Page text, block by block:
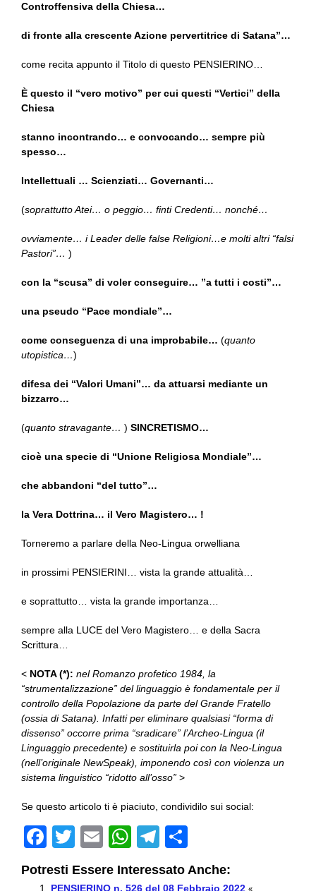
Controffensiva della Chiesa…
di fronte alla crescente Azione pervertitrice di Satana”…
come recita appunto il Titolo di questo PENSIERINO…
È questo il “vero motivo” per cui questi “Vertici” della
Chiesa
stanno incontrando… e convocando… sempre più
spesso…
Intellettuali … Scienziati… Governanti…
(soprattutto Atei… o peggio… finti Credenti… nonché…
ovviamente… i Leader delle false Religioni…e molti altri “falsi
Pastori”… )
con la “scusa” di voler conseguire… ”a tutti i costi”…
una pseudo “Pace mondiale”…
come conseguenza di una improbabile… (quanto
utopistica…)
difesa dei “Valori Umani”… da attuarsi mediante un
bizzarro…
(quanto stravagante… ) SINCRETISMO…
cioè una specie di “Unione Religiosa Mondiale”…
che abbandoni “del tutto”…
la Vera Dottrina… il Vero Magistero… !
Torneremo a parlare della Neo-Lingua orwelliana
in prossimi PENSIERINI… vista la grande attualità…
e soprattutto… vista la grande importanza…
sempre alla LUCE del Vero Magistero… e della Sacra
Scrittura…
< NOTA (*): nel Romanzo profetico 1984, la
“strumentalizzazione” del linguaggio è fondamentale per il
controllo della Popolazione da parte del Grande Fratello
(ossia di Satana). Infatti per eliminare qualsiasi “forma di
dissenso” occorre prima “sradicare” l’Archeo-Lingua (il
Linguaggio precedente) e sostituirla poi con la Neo-Lingua
(nell’originale NewSpeak), imponendo così con violenza un
sistema linguistico “ridotto all’osso” >
Se questo articolo ti è piaciuto, condividilo sui social:
F
c
T
wi
tt
E
m
ail
W
at
T
el
e
o
n
Potresti Essere Interessato Anche:
PENSIERINO n. 526 del 08 Febbraio 2022 «…